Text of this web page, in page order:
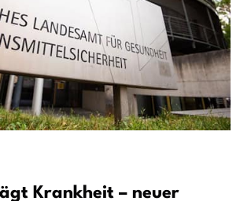
Krankheit – neuer